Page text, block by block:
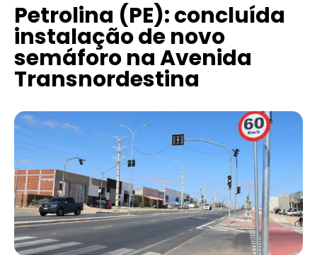
Petrolina (PE): concluída
instalação de novo
semáforo na Avenida
Transnordestina